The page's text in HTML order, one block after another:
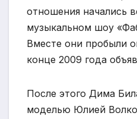
отношения начались
музыкальном шоу
Вместе они пробыли
конце 2009 года
После этого Дима
моделью Юлией